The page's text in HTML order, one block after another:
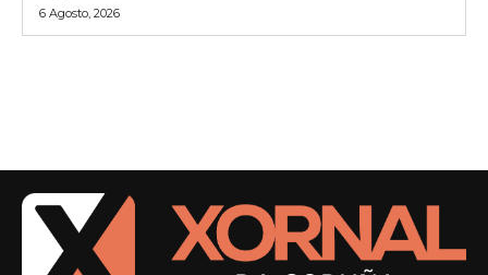
6 Agosto, 2026